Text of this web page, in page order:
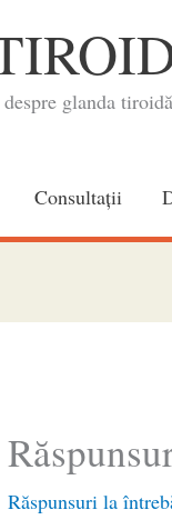
glanda
Consultaţii
Răspunsuri la